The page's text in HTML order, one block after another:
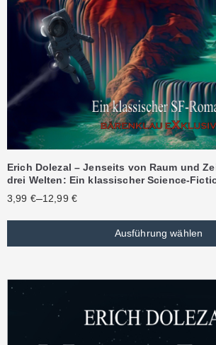
Erich Dolezal – Jenseits von Raum und
drei Welten: Ein klassischer Science-
3,99 €–12,99 €
Ausführung wählen